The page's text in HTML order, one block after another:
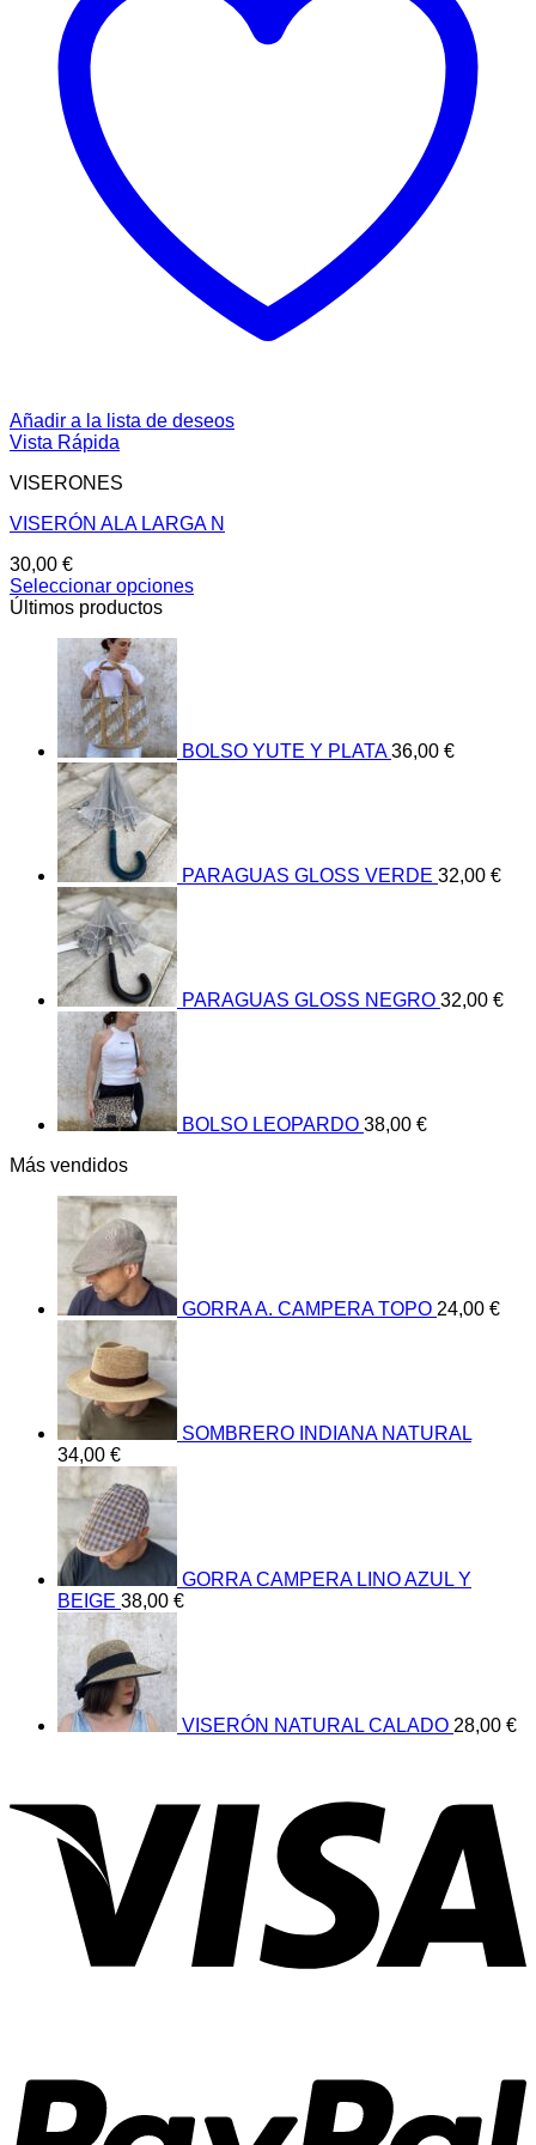
Añadir a la lista de deseos
Vista Rápida
VISERONES
VISERÓN ALA LARGA N
30,00 €
Seleccionar opciones
Este
múltiples
variantes.
opciones
pueden
página
producto
Últimos productos
BOLSO YUTE Y PLATA 36,00 €
PARAGUAS GLOSS VERDE 32,00 €
PARAGUAS GLOSS NEGRO 32,00 €
BOLSO LEOPARDO 38,00 €
Más vendidos
GORRA A. CAMPERA TOPO 24,00 €
SOMBRERO INDIANA NATURAL
34,00 €
GORRA CAMPERA LINO AZUL Y
BEIGE 38,00 €
VISERÓN NATURAL CALADO 28,00 €